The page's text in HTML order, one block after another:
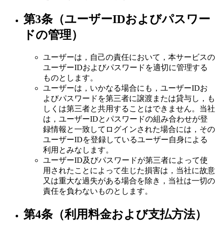
第3条（ユーザーIDおよびパスワー
ドの管理）
ユーザーは，自己の責任において，本サービスの
ユーザーIDおよびパスワードを適切に管理する
ものとします。
ユーザーは，いかなる場合にも，ユーザーIDお
よびパスワードを第三者に譲渡または貸与し，も
しくは第三者と共用することはできません。当社
は，ユーザーIDとパスワードの組み合わせが登
録情報と一致してログインされた場合には，その
ユーザーIDを登録しているユーザー自身による
利用とみなします。
ユーザーID及びパスワードが第三者によって使
用されたことによって生じた損害は，当社に故意
又は重大な過失がある場合を除き，当社は一切の
責任を負わないものとします。
第4条（利用料金および支払方法）